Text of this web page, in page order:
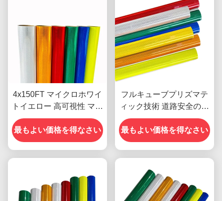
4x150FT マイクロホワイ
トイエロー 高可視性 マイ
クロダイヤモンドグレー
ド 反射シートフィルム 交
通標識用ビニール ODM
最もよい価格を得なさい
フルキューブプリズマテ
ィック技術 道路安全のた
めの10年間のパフォーマ
ンス寿命を持つダイヤモ
ンドグレードの反射シー
最もよい価格を得なさい